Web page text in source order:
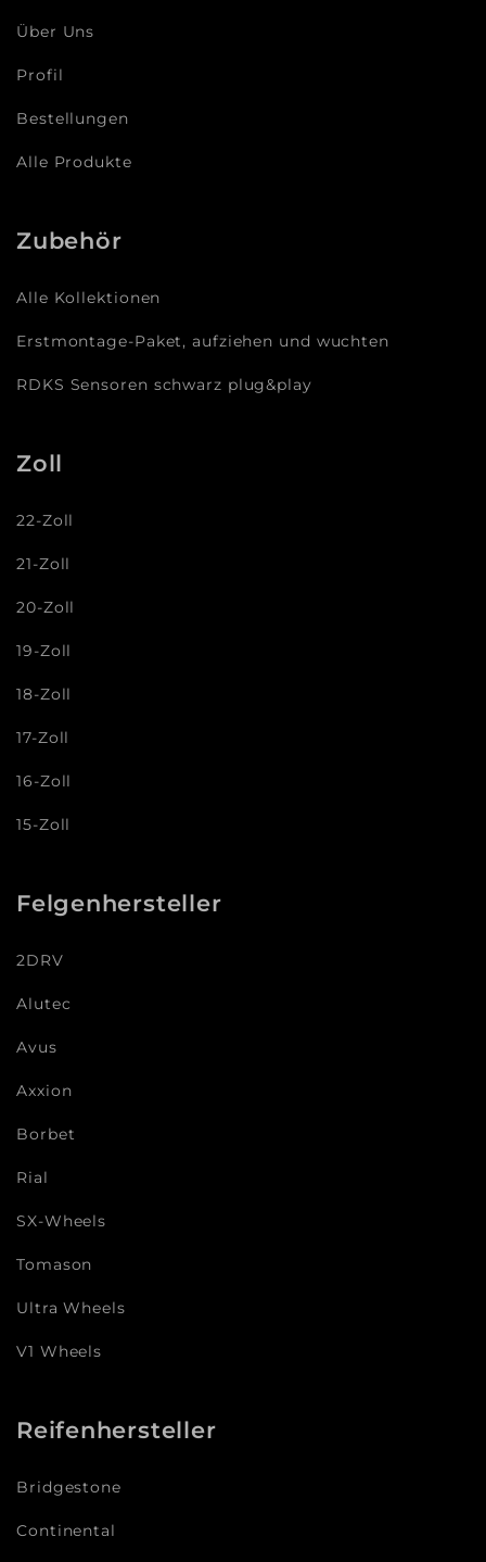
Über Uns
Profil
Bestellungen
Alle Produkte
Zubehör
Alle Kollektionen
Erstmontage-Paket, aufziehen und wuchten
RDKS Sensoren schwarz plug&play
Zoll
22-Zoll
21-Zoll
20-Zoll
19-Zoll
18-Zoll
17-Zoll
16-Zoll
15-Zoll
Felgenhersteller
2DRV
Alutec
Avus
Axxion
Borbet
Rial
SX-Wheels
Tomason
Ultra Wheels
V1 Wheels
Reifenhersteller
Bridgestone
Continental